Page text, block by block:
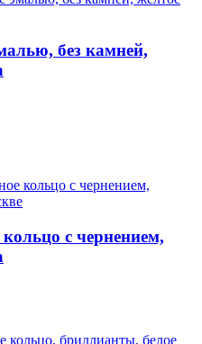
без камней,
с чернением,